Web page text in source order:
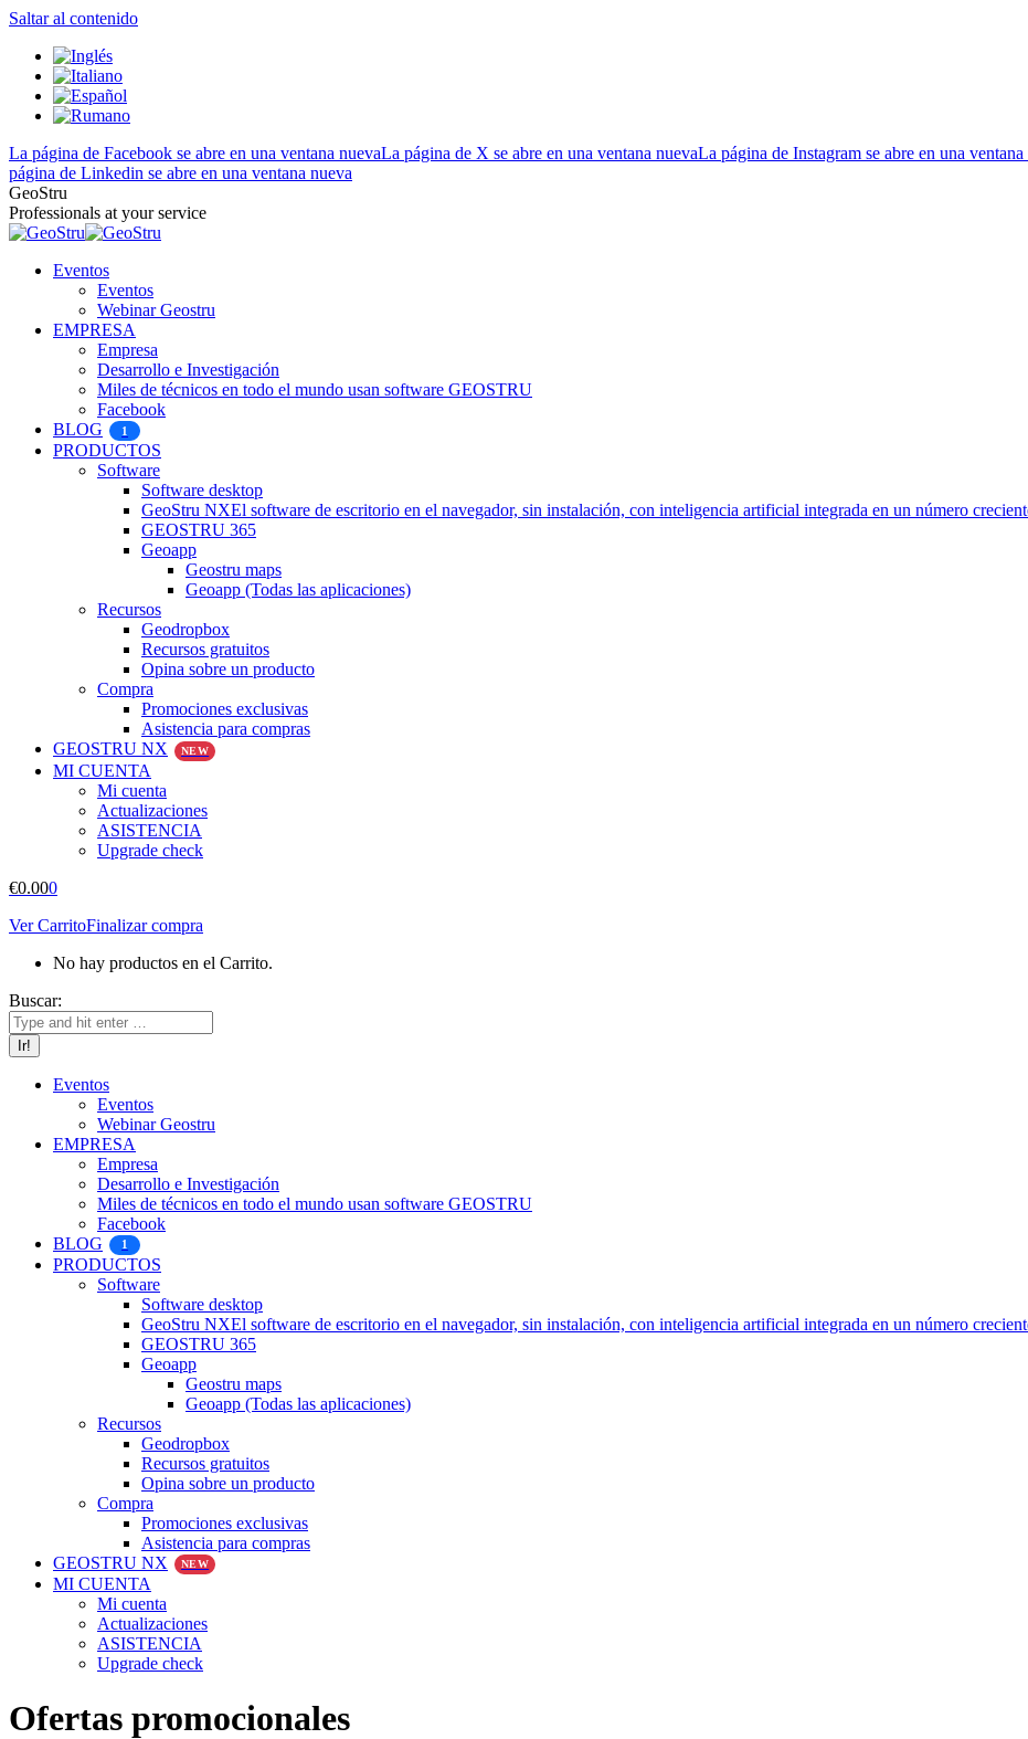
Saltar al contenido
La página de Facebook se abre en una ventana nuevaLa página de X se abre en una ventana nuevaLa página de Instagram se abre en una ventana
página de Linkedin se abre en una ventana nueva
GeoStru
Professionals at your service
Eventos
Eventos
Webinar Geostru
EMPRESA
Empresa
Desarrollo e Investigación
Miles de técnicos en todo el mundo usan software GEOSTRU
Facebook
BLOG
1
PRODUCTOS
Software
Software desktop
GeoStru NXEl software de escritorio en el navegador, sin instalación, con inteligencia artificial integrada en un número
GEOSTRU 365
Geoapp
Geostru maps
Geoapp (Todas las aplicaciones)
Recursos
Geodropbox
Recursos gratuitos
Opina sobre un producto
Compra
Promociones exclusivas
Asistencia para compras
GEOSTRU NX
NEW
MI CUENTA
Mi cuenta
Actualizaciones
ASISTENCIA
Upgrade check
€0.000
Ver CarritoFinalizar compra
No hay productos en el Carrito.
Buscar:
Eventos
Eventos
Webinar Geostru
EMPRESA
Empresa
Desarrollo e Investigación
Miles de técnicos en todo el mundo usan software GEOSTRU
Facebook
BLOG
1
PRODUCTOS
Software
Software desktop
GeoStru NXEl software de escritorio en el navegador, sin instalación, con inteligencia artificial integrada en un número
GEOSTRU 365
Geoapp
Geostru maps
Geoapp (Todas las aplicaciones)
Recursos
Geodropbox
Recursos gratuitos
Opina sobre un producto
Compra
Promociones exclusivas
Asistencia para compras
GEOSTRU NX
NEW
MI CUENTA
Mi cuenta
Actualizaciones
ASISTENCIA
Upgrade check
Ofertas promocionales